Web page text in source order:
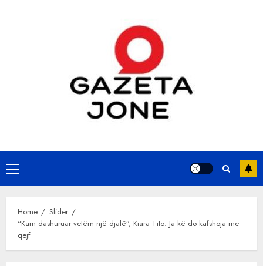
Primary
Menu
Home
Slider
“Kam dashuruar vetëm një djalë”, Kiara Tito: Ja kë do kafshoja me
qejf